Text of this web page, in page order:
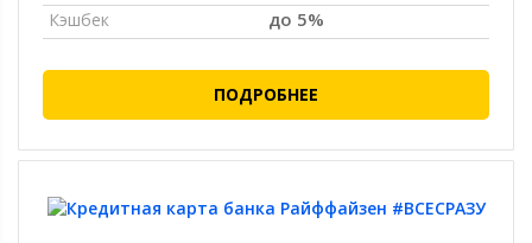
Кэшбек до 5%
ПОДРОБНЕЕ